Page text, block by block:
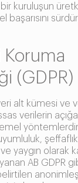
kuruluşun
başarısını
Koruma
(GDPR)
alt kümesi ve
verilerin açığa
yaygın olarak
AB GDPR